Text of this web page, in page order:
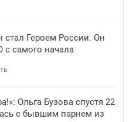
стал Героем России. Он
самого начала
Ольга Бузова спустя 22
с бывшим парнем из